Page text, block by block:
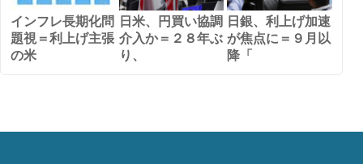
インフレ長期化問
題視＝利上げ主張
の米
日米、円買い協調
介入か＝２８年ぶ
り、
日銀、利上げ加速
が焦点に＝９月以
降「